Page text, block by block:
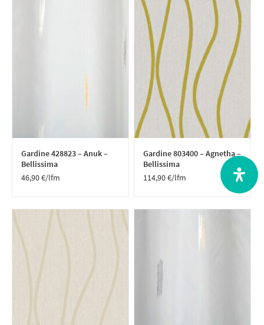
Gardine 428823 – Anuk –
Bellissima
46,90€/lfm
Gardine 803400 – Agnetha –
Bellissima
114,90€/lfm